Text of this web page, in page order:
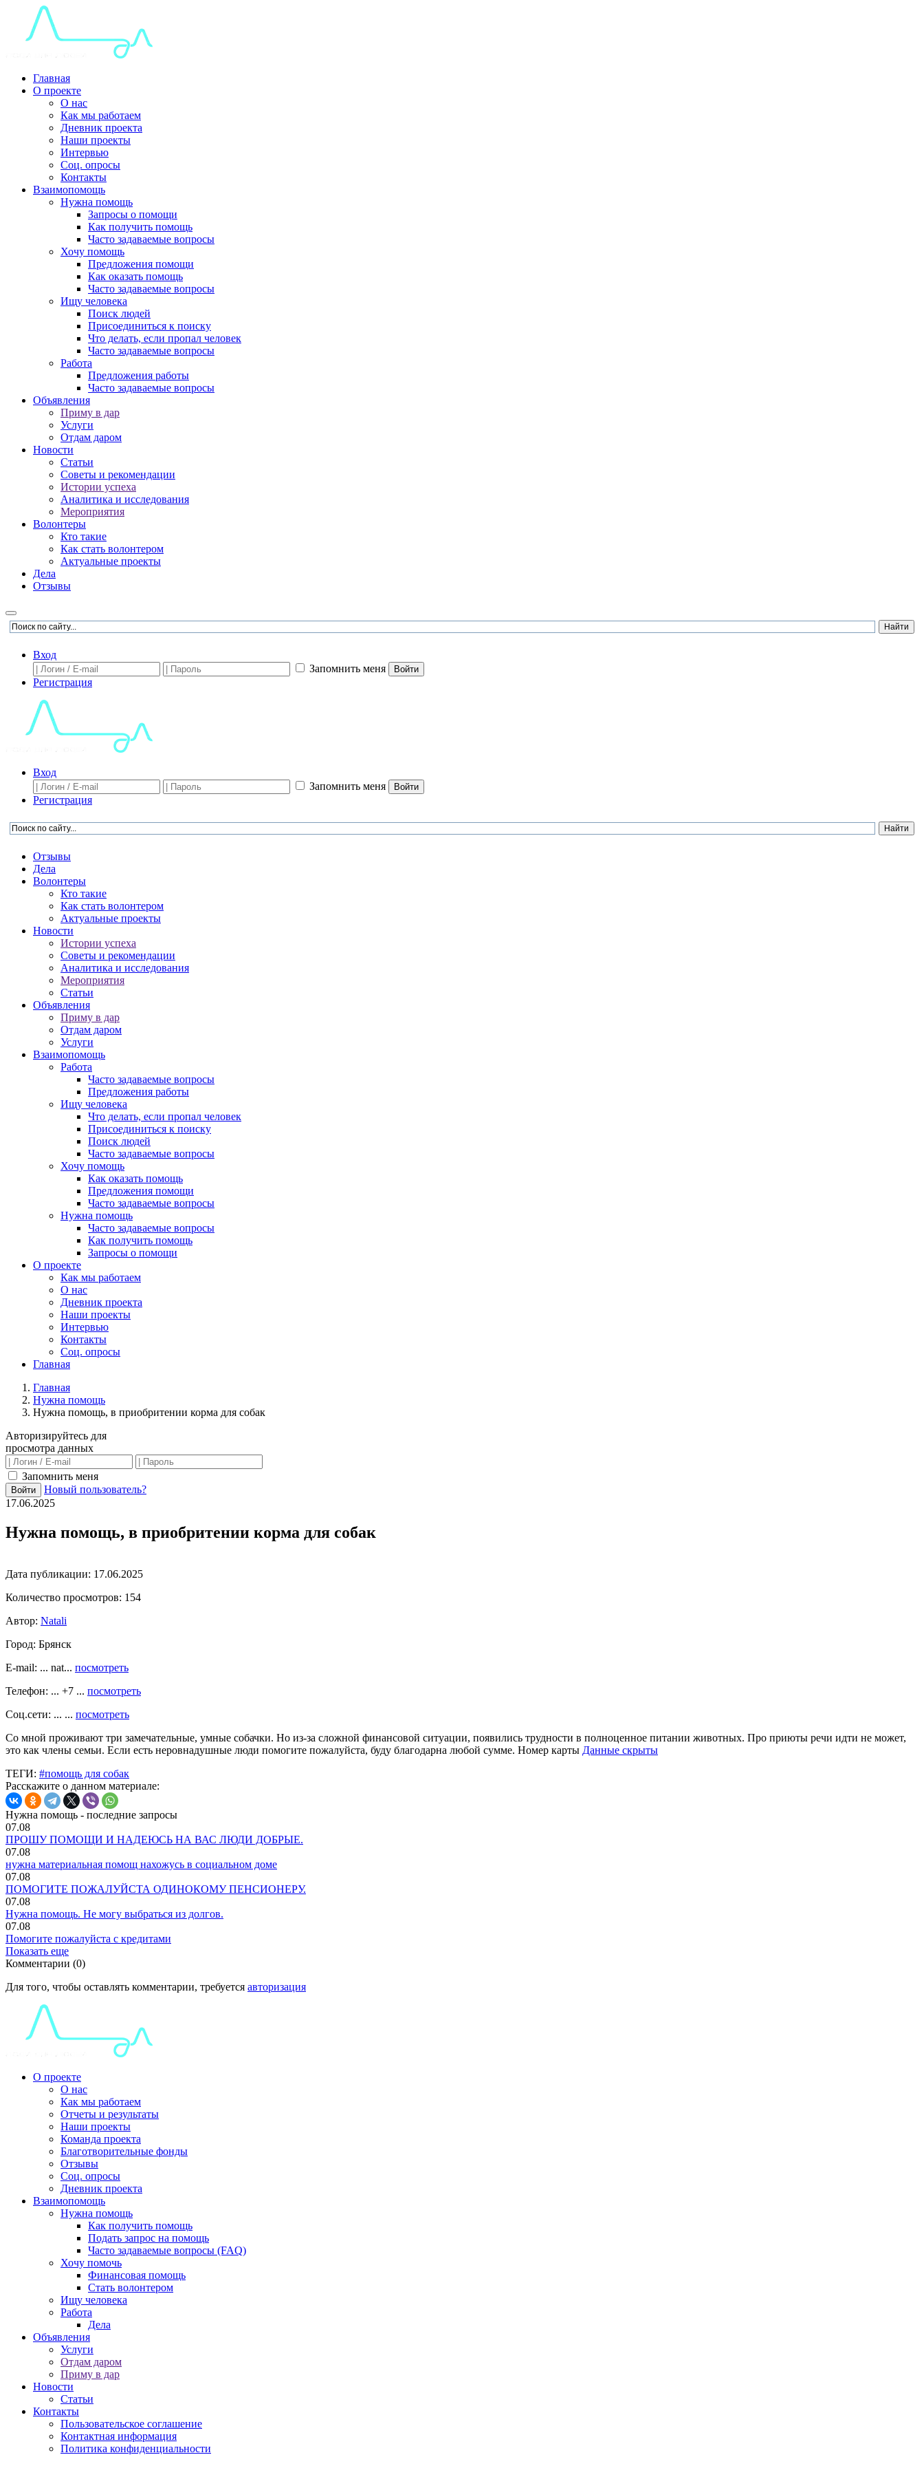
Главная
О проекте
О нас
Как мы работаем
Дневник проекта
Наши проекты
Интервью
Соц. опросы
Контакты
Взаимопомощь
Нужна помощь
Запросы о помощи
Как получить помощь
Часто задаваемые вопросы
Хочу помощь
Предложения помощи
Как оказать помощь
Часто задаваемые вопросы
Ищу человека
Поиск людей
Присоединиться к поиску
Что делать, если пропал человек
Часто задаваемые вопросы
Работа
Предложения работы
Часто задаваемые вопросы
Объявления
Приму в дар
Услуги
Отдам даром
Новости
Статьи
Советы и рекомендации
Истории успеха
Аналитика и исследования
Мероприятия
Волонтеры
Кто такие
Как стать волонтером
Актуальные проекты
Дела
Отзывы
Вход
Запомнить меня
Войти
Регистрация
Вход
Запомнить меня
Войти
Регистрация
Отзывы
Дела
Волонтеры
Кто такие
Как стать волонтером
Актуальные проекты
Новости
Истории успеха
Советы и рекомендации
Аналитика и исследования
Мероприятия
Статьи
Объявления
Приму в дар
Отдам даром
Услуги
Взаимопомощь
Работа
Часто задаваемые вопросы
Предложения работы
Ищу человека
Что делать, если пропал человек
Присоединиться к поиску
Поиск людей
Часто задаваемые вопросы
Хочу помощь
Как оказать помощь
Предложения помощи
Часто задаваемые вопросы
Нужна помощь
Часто задаваемые вопросы
Как получить помощь
Запросы о помощи
О проекте
Как мы работаем
О нас
Дневник проекта
Наши проекты
Интервью
Контакты
Соц. опросы
Главная
Главная
Нужна помощь
Нужна помощь, в приобритении корма для собак
Авторизируйтесь для
просмотра данных
Запомнить меня
Войти
Новый пользователь?
17.06.2025
Нужна помощь, в приобритении корма для собак
Дата публикации: 17.06.2025
Количество просмотров: 154
Автор: Natali
Город: Брянск
E-mail: ... nat... посмотреть
Телефон: ... +7 ... посмотреть
Соц.сети: ... ... посмотреть
Со мной проживают три замечательные, умные собачки. Но из-за сложной финансовой ситуации, появились трудности в полноценное питании животных. Про приюты речи идти не может,
это как члены семьи. Если есть неровнадушные люди помогите пожалуйста, буду благодарна любой сумме. Номер карты Данные скрыты
ТЕГИ: #помощь для собак
Расскажите о данном материале:
Нужна помощь - последние запросы
07.08
ПРОШУ ПОМОЩИ И НАДЕЮСЬ НА ВАС ЛЮДИ ДОБРЫЕ.
07.08
нужна материальная помощ нахожусь в социальном доме
07.08
ПОМОГИТЕ ПОЖАЛУЙСТА ОДИНОКОМУ ПЕНСИОНЕРУ.
07.08
Нужна помощь. Не могу выбраться из долгов.
07.08
Помогите пожалуйста с кредитами
Показать еще
Комментарии (0)
Для того, чтобы оставлять комментарии, требуется авторизация
О проекте
О нас
Как мы работаем
Отчеты и результаты
Наши проекты
Команда проекта
Благотворительные фонды
Отзывы
Соц. опросы
Дневник проекта
Взаимопомощь
Нужна помощь
Как получить помощь
Подать запрос на помощь
Часто задаваемые вопросы (FAQ)
Хочу помочь
Финансовая помощь
Стать волонтером
Ищу человека
Работа
Дела
Объявления
Услуги
Отдам даром
Приму в дар
Новости
Статьи
Контакты
Пользовательское соглашение
Контактная информация
Политика конфиденциальности